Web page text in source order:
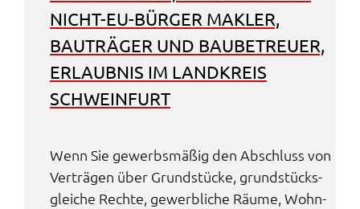
NICHT-EU-BÜRGER MAKLER,
BAUTRÄ­GER UND BAUBE­TREU­ER,
ERLAUB­NIS IM LAND­KREIS
SCHWEIN­FURT
Wenn Sie gewerbs­mä­ßig den Abschluss von
Verträ­gen über Grund­stü­cke, grund­stücks­
glei­che Rech­te, gewerb­li­che Räume, Wohn­